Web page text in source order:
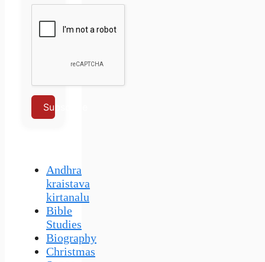
Subscribe
Andhra
kraistava
kirtanalu
Bible
Studies
Biography
Christmas